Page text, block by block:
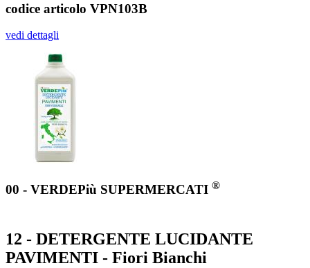
codice articolo VPN103B
vedi dettagli
00 - VERDEPiù SUPERMERCATI ®
12 - DETERGENTE LUCIDANTE
PAVIMENTI - Fiori Bianchi